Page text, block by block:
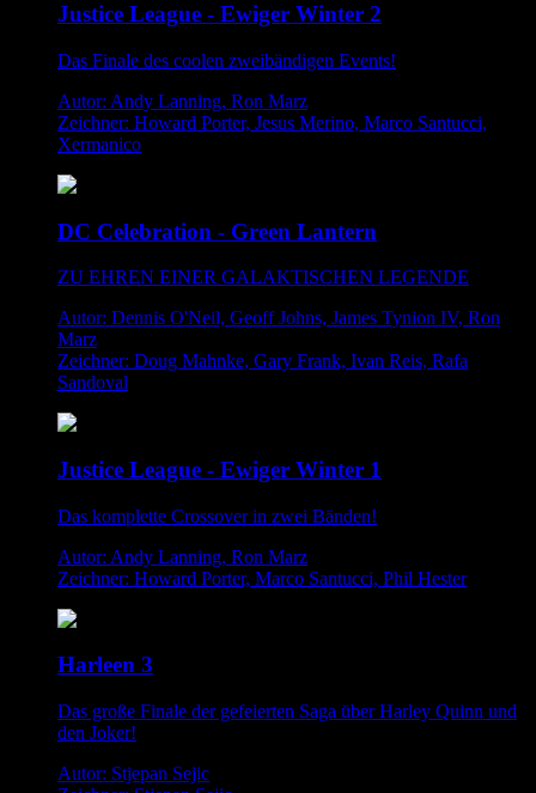
Justice League - Ewiger Winter 2
Das Finale des coolen zweibändigen Events!
Autor: Andy Lanning, Ron Marz
Zeichner: Howard Porter, Jesus Merino, Marco Santucci,
Xermanico
DC Celebration - Green Lantern
ZU EHREN EINER GALAKTISCHEN LEGENDE
Autor: Dennis O'Neil, Geoff Johns, James Tynion IV, Ron
Marz
Zeichner: Doug Mahnke, Gary Frank, Ivan Reis, Rafa
Sandoval
Justice League - Ewiger Winter 1
Das komplette Crossover in zwei Bänden!
Autor: Andy Lanning, Ron Marz
Zeichner: Howard Porter, Marco Santucci, Phil Hester
Harleen 3
Das große Finale der gefeierten Saga über Harley Quinn und
den Joker!
Autor: Stjepan Sejic